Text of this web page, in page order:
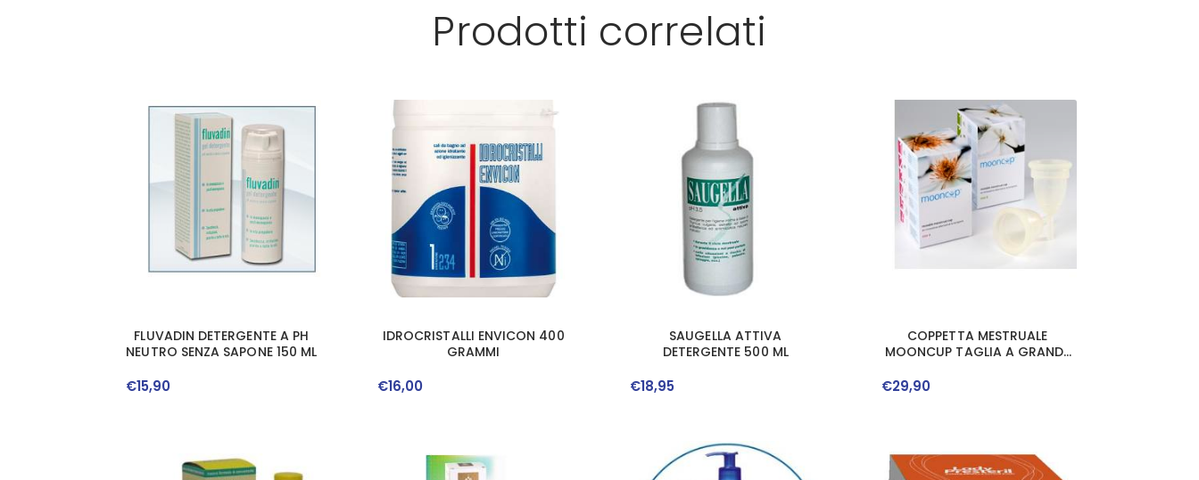
Prodotti correlati
FLUVADIN DETERGENTE A PH
NEUTRO SENZA SAPONE 150 ML
€15,90
IDROCRISTALLI ENVICON 400
GRAMMI
€16,00
SAUGELLA ATTIVA
DETERGENTE 500 ML
€18,95
COPPETTA MESTRUALE
MOONCUP TAGLIA A GRANDE
€29,90